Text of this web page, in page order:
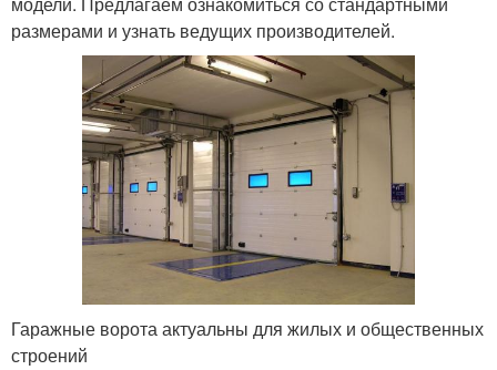
размерами и узнать ведущих производителей.
Гаражные ворота актуальны для жилых и общественных
строений